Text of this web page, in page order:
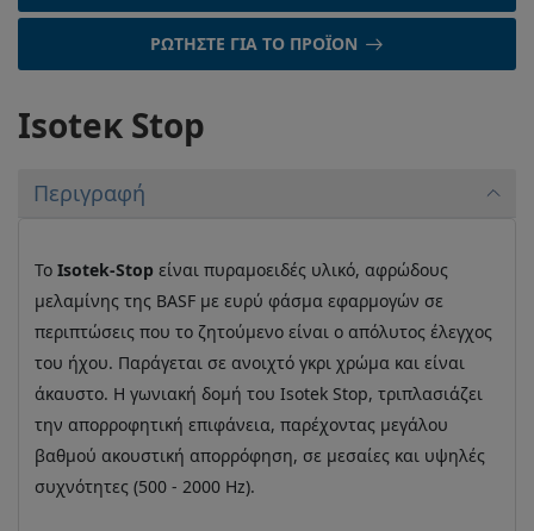
ΡΩΤΉΣΤΕ ΓΙΑ ΤΟ ΠΡΟΪΌΝ
Isoteκ Stop
Περιγραφή
Το Ιsotek-Stop είναι πυραμοειδές υλικό, αφρώδους
μελαμίνης της BASF με ευρύ φάσμα εφαρμογών σε
περιπτώσεις που το ζητούμενο είναι ο απόλυτος έλεγχος
του ήχου. Παράγεται σε ανοιχτό γκρι χρώμα και είναι
άκαυστο. Η γωνιακή δομή του Isotek Stop, τριπλασιάζει
την απορροφητική επιφάνεια, παρέχοντας μεγάλου
βαθμού ακουστική απορρόφηση, σε μεσαίες και υψηλές
συχνότητες (500 - 2000 Hz).